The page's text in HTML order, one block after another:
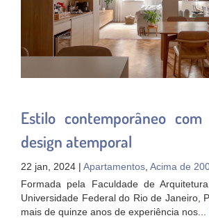
Estilo contemporâneo
design atemporal
22 jan, 2024 | Apartamentos Acima de
Formada pela Faculdade de
Universidade Federal do Rio de Janeiro,
mais de quinze anos de experiência nos...